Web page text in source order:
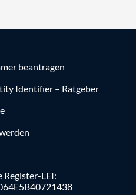
beantragen
Identifier – Ratgeber
Register-LEI: